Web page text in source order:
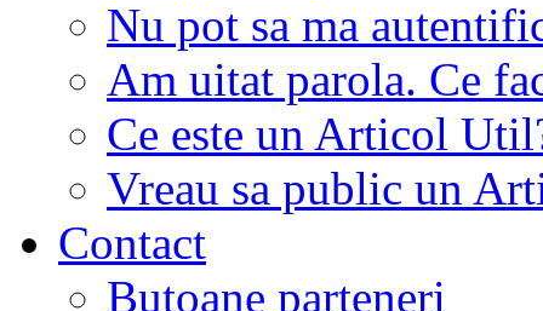
Nu pot sa ma
Am uitat parola. Ce
Ce este un Articol
Vreau sa public un
Contact
Butoane parteneri